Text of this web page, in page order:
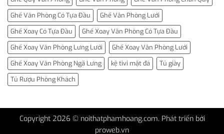
Ghế Văn Phòng Có Tựa Đầu
Ghế Văn Phòng Lưới
Ghế Xoay Có Tựa Đầu
Ghế Xoay Văn Phòng Có Tựa Đầu
Ghế Xoay Văn Phòng Lưng Lưới
Ghế Xoay Văn Phòng Lưới
Ghế Xoay Văn Phòng Ngã Lưng
kệ tivi mặt đá
Tủ giày
Tủ Rượu Phòng Khách
Copyright 2026 © noithatphamhoang.com. Phát triển bởi
proweb.vn